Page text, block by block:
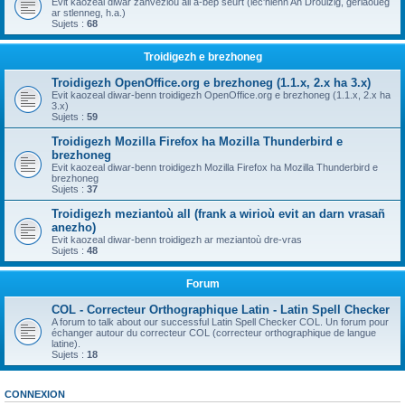
ar stlenneg, h.a.)
Sujets : 68
Troidigezh e brezhoneg
Troidigezh OpenOffice.org e brezhoneg (1.1.x, 2.x ha 3.x)
Evit kaozeal diwar-benn troidigezh OpenOffice.org e brezhoneg (1.1.x, 2.x ha
3.x)
Sujets : 59
Troidigezh Mozilla Firefox ha Mozilla Thunderbird e
brezhoneg
Evit kaozeal diwar-benn troidigezh Mozilla Firefox ha Mozilla Thunderbird e
brezhoneg
Sujets : 37
Troidigezh meziantoù all (frank a wirioù evit an darn vrasañ
anezho)
Evit kaozeal diwar-benn troidigezh ar meziantoù dre-vras
Sujets : 48
Forum
COL - Correcteur Orthographique Latin - Latin Spell Checker
A forum to talk about our successful Latin Spell Checker COL. Un forum pour
échanger autour du correcteur COL (correcteur orthographique de langue
latine).
Sujets : 18
CONNEXION